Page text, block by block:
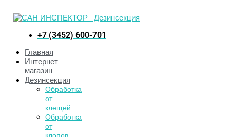
+7 (3452) 600-701
Главная
Интернет-
магазин
Дезинсекция
Обработка
от
клещей
Обработка
от